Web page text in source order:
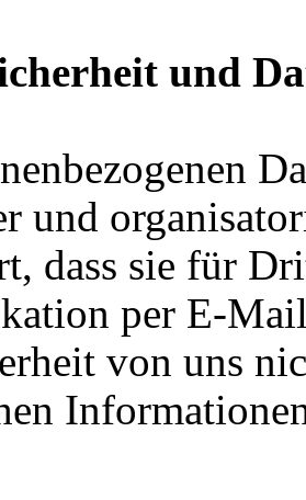
und
und
dass sie für
per E-
von uns